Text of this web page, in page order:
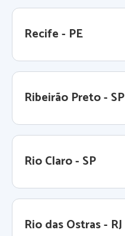
Recife - PE
Ribeirão Preto - SP
Rio Claro - SP
Rio das Ostras - RJ